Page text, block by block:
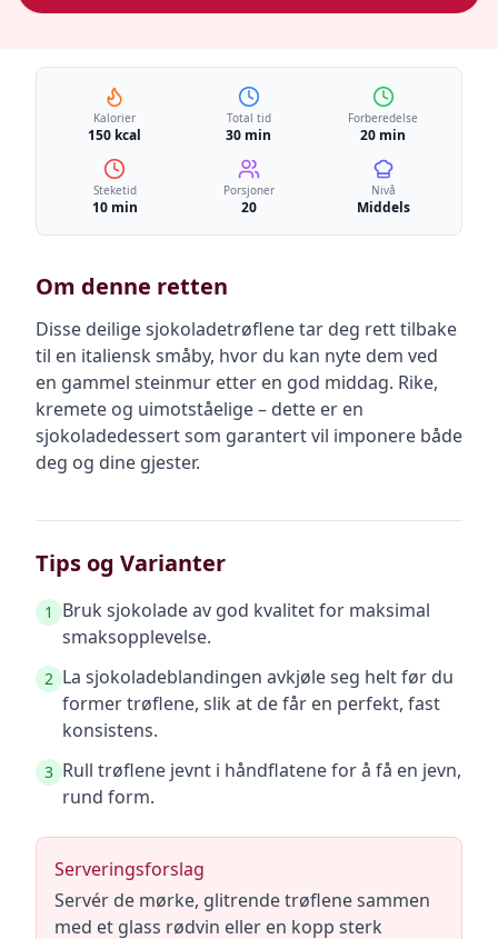
Kalorier
150 kcal
Total tid
30 min
Forberedelse
20 min
Steketid
10 min
Porsjoner
20
Nivå
Middels
Om denne retten
Disse deilige sjokoladetrøflene tar deg rett tilbake
til en italiensk småby, hvor du kan nyte dem ved
en gammel steinmur etter en god middag. Rike,
kremete og uimotståelige – dette er en
sjokoladedessert som garantert vil imponere både
deg og dine gjester.
Tips og Varianter
1
Bruk sjokolade av god kvalitet for maksimal
smaksopplevelse.
2 La sjokoladeblandingen avkjøle seg helt før du
former trøflene, slik at de får en perfekt, fast
konsistens.
3 Rull trøflene jevnt i håndflatene for å få en jevn,
rund form.
Serveringsforslag
Servér de mørke, glitrende trøflene sammen
med et glass rødvin eller en kopp sterk